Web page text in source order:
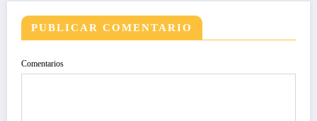
PUBLICAR COMENTARIO
Comentarios